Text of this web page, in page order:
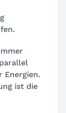
Energien.
ist die